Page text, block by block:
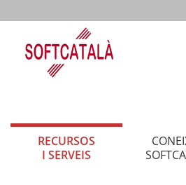
RECURSOS
I SERVEIS